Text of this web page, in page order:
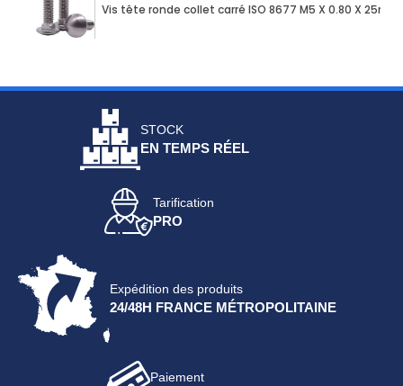
Vis tête ronde collet carré ISO 8677 M5 X 0.80 X
STOCK
EN TEMPS RÉEL
Tarification
PRO
Expédition des produits
24/48H FRANCE MÉTROPOLITAINE
Paiement